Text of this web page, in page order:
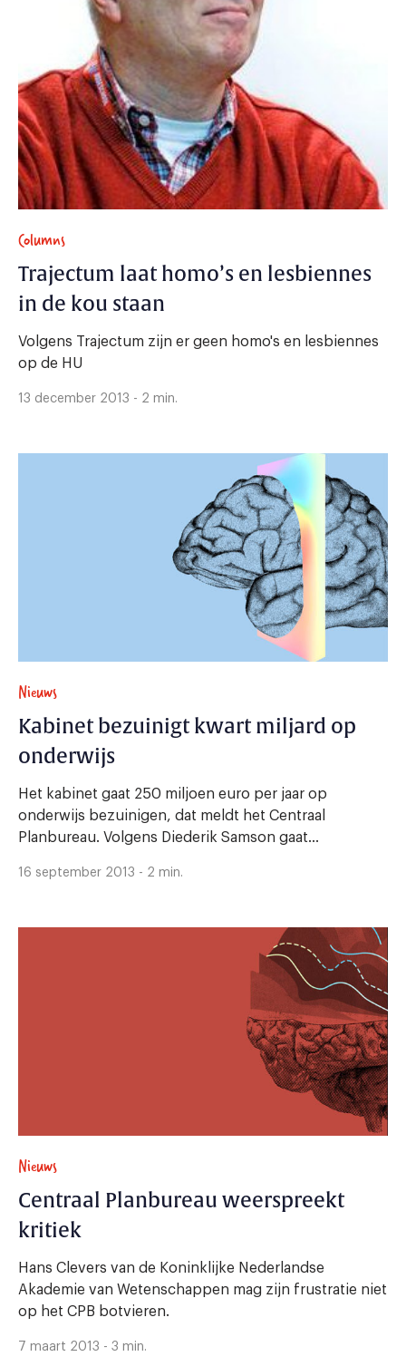
Columns
Trajectum laat homo’s en lesbiennes
in de kou staan
Volgens Trajectum zijn er geen homo's en lesbiennes
op de HU
13 december 2013 - 2 min.
Nieuws
Kabinet bezuinigt kwart miljard op
onderwijs
Het kabinet gaat 250 miljoen euro per jaar op
onderwijs bezuinigen, dat meldt het Centraal
Planbureau. Volgens Diederik Samson gaat...
16 september 2013 - 2 min.
Nieuws
Centraal Planbureau weerspreekt
kritiek
Hans Clevers van de Koninklijke Nederlandse
Akademie van Wetenschappen mag zijn frustratie niet
op het CPB botvieren.
7 maart 2013 - 3 min.